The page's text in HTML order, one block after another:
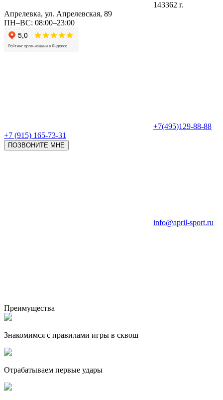
143362 г.
Апрелевка, ул. Апрелевская, 89
ПН–ВС: 08:00–23:00
+7(495)129-88-88
+7 (915) 165-73-31
ПОЗВОНИТЕ МНЕ
info@april-sport.ru
Преимущества
Знакомимся с правилами игры в сквош
Отрабатываем первые удары